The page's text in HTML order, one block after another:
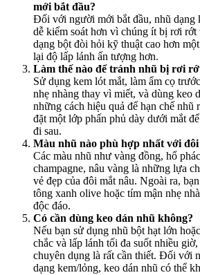
mới bắt đầu?
Đối với người mới bắt đầu, nhũ dạng
dễ kiểm soát hơn vì chúng ít bị rơi rớt
dạng bột đòi hỏi kỹ thuật cao hơn
lại độ lấp lánh ấn tượng hơn.
Làm thế nào để tránh nhũ bị rơi
Sử dụng kem lót mắt, làm ẩm cọ
nhẹ nhàng thay vì miết, và dùng keo
những cách hiệu quả để hạn chế nhũ
đặt một lớp phấn phủ dày dưới mắt
đi sau.
Màu nhũ nào phù hợp nhất với đôi
Các màu nhũ như vàng đồng, hổ
champagne, nâu vàng là những lựa
vẻ đẹp của đôi mắt nâu. Ngoài ra,
tông xanh olive hoặc tím mận nhẹ
độc đáo.
Có cần dùng keo dán nhũ không?
Nếu bạn sử dụng nhũ bột hạt lớn
chắc và lấp lánh tối đa suốt nhiều
chuyên dụng là rất cần thiết. Đối với
dạng kem/lỏng, keo dán nhũ có thể